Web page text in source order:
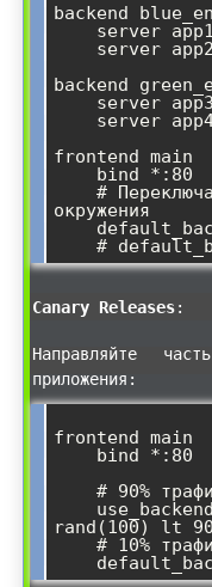
backend
backend
frontend main
окружения
Canary Releases:
Направляйте
приложения:
frontend main
rand(100) lt